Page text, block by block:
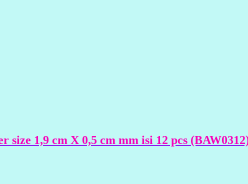
size 1,9 cm X 0,5 cm mm isi 12 pcs